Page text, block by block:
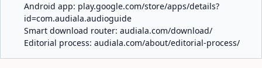
Android app: play.google.com/store/apps/details?
id=com.audiala.audioguide
Smart download router: audiala.com/download/
Editorial process: audiala.com/about/editorial-process/